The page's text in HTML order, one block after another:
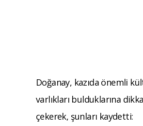
Doğanay, kazıda önemli
varlıkları bulduklarına
çekerek, şunları kaydetti: